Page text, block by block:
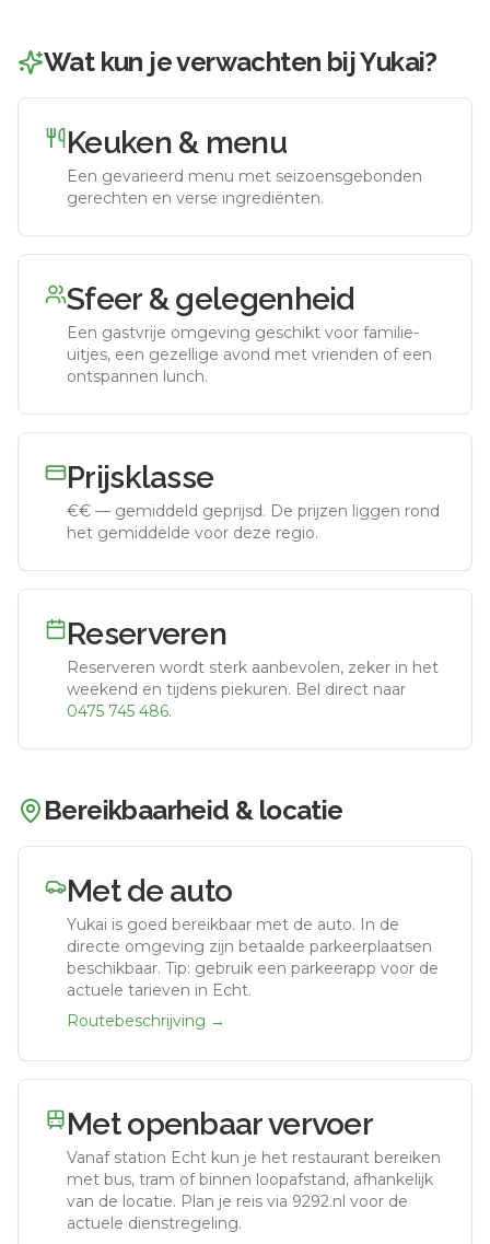
Wat kun je verwachten bijYukai?
Keuken & menu
Een gevarieerd menu met seizoensgebonden
gerechten en verse ingrediënten.
Sfeer & gelegenheid
Een gastvrije omgeving geschikt voor familie-
uitjes, een gezellige avond met vrienden of een
ontspannen lunch.
Prijsklasse
€€ — gemiddeld geprijsd. De prijzen liggen rond
het gemiddelde voor deze regio.
Reserveren
Reserveren wordt sterk aanbevolen, zeker in het
weekend en tijdens piekuren. Bel direct naar
0475 745 486.
Bereikbaarheid & locatie
Met de auto
Yukai is goed bereikbaar met de auto. In de
directe omgeving zijn betaalde parkeerplaatsen
beschikbaar. Tip: gebruik een parkeerapp voor de
actuele tarieven in Echt.
Routebeschrijving →
Met openbaar vervoer
Vanaf station Echt kun je het restaurant bereiken
met bus, tram of binnen loopafstand, afhankelijk
van de locatie. Plan je reis via 9292.nl voor de
actuele dienstregeling.